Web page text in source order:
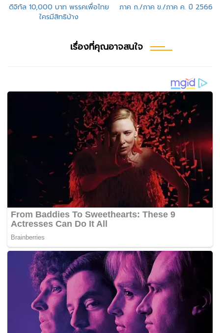
เรื่อง
ดิจิทัล 10,000 บาท พรรคเพื่อไทย
ใครมีสิทธิบ้าง
ภาค ก./ภาค ข./ภาค ค. ปี 2566
เรื่องที่คุณอาจสนใจ